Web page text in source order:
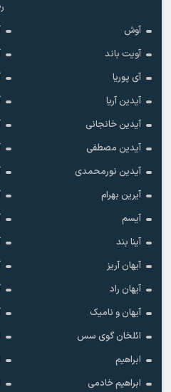
آوش
آویت باند
آی پوریا
آیدین آریا
آیدین خانجانی
آیدین مصطفی
آیدین نورمحمدی
آیرین بهرام
آیسم
آینا بند
آیهان آریز
آیهان راد
آیهان و نامیک
ائلخان گوی سس
ابراهیم
ابراهیم خادمی